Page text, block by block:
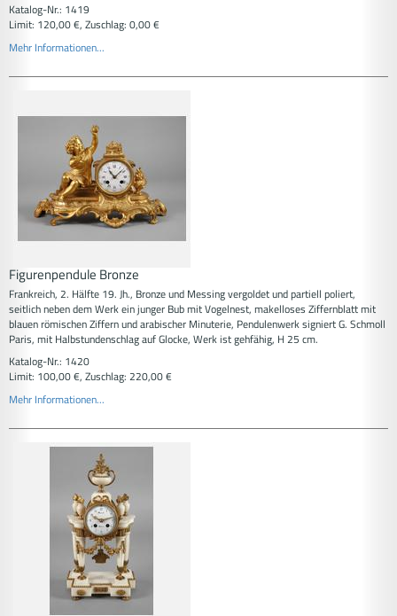
Katalog-Nr.: 1419
Limit: 120,00 €, Zuschlag: 0,00 €
Mehr Informationen...
Figurenpendule Bronze
Frankreich, 2. Hälfte 19. Jh., Bronze und Messing vergoldet und partiell poliert,
seitlich neben dem Werk ein junger Bub mit Vogelnest, makelloses Ziffernblatt mit
blauen römischen Ziffern und arabischer Minuterie, Pendulenwerk signiert G. Schmoll
Paris, mit Halbstundenschlag auf Glocke, Werk ist gehfähig, H 25 cm.
Katalog-Nr.: 1420
Limit: 100,00 €, Zuschlag: 220,00 €
Mehr Informationen...